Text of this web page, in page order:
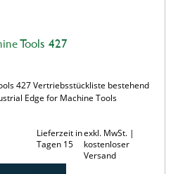
Tools 427
427 Vertriebsstückliste bestehend
Edge for Machine Tools
Lieferzeit in
Tagen 15
exkl. MwSt. |
kostenloser
Versand